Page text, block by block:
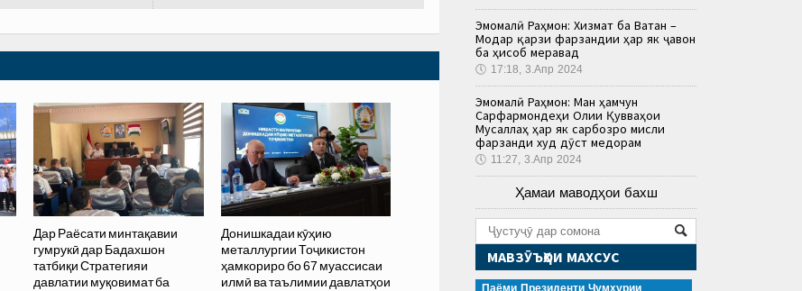
Дар Раёсати минтақавии
гумрукӣ дар Бадахшон
татбиқи Стратегияи
давлатии муқовимат ба
Донишкадаи кӯҳию
металлургии Тоҷикистон
ҳамкориро бо 67 муассисаи
илмӣ ва таълимии давлатҳои
Эмомалӣ Раҳмон: Хизмат ба Ватан –
Модар қарзи фарзандии ҳар як ҷавон
ба ҳисоб меравад
🕔 17:18, 3.Апр 2024
Эмомалӣ Раҳмон: Ман ҳамчун
Сарфармондеҳи Олии Қувваҳои
Мусаллаҳ ҳар як сарбозро мисли
фарзанди худ дӯст медорам
🕔 11:27, 3.Апр 2024
Ҳамаи маводҳои бахш
МАВЗӮЪҲОИ МАХСУС
Паёми Президенти Ҷумҳурии